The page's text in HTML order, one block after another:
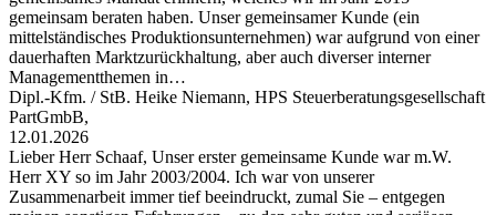
gemeinsam beraten haben. Unser gemeinsamer Kunde (ein
mittelständisches Produktionsunternehmen) war aufgrund von einer
dauerhaften Marktzurückhaltung, aber auch diverser interner
Managementthemen in…
Dipl.-Kfm. / StB. Heike Niemann, HPS Steuerberatungsgesellschaft
PartGmbB,
12.01.2026
Lieber Herr Schaaf, Unser erster gemeinsame Kunde war m.W.
Herr XY so im Jahr 2003/2004. Ich war von unserer
Zusammenarbeit immer tief beeindruckt, zumal Sie – entgegen